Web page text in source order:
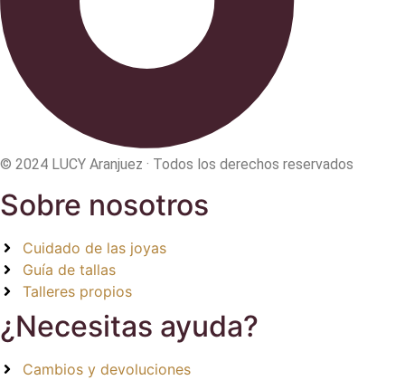
© 2024 LUCY Aranjuez · Todos los derechos reservados
Sobre nosotros
Cuidado de las joyas
Guía de tallas
Talleres propios
¿Necesitas ayuda?
Cambios y devoluciones